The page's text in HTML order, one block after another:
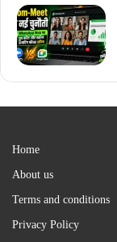
Home
About us
Terms and conditions
Privacy Policy